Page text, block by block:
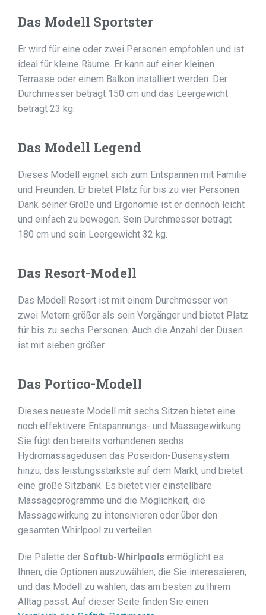
Das Modell Sportster
Er wird für eine oder zwei Personen empfohlen und ist
ideal für kleine Räume. Er kann auf einer kleinen
Terrasse oder einem Balkon installiert werden. Der
Durchmesser beträgt 150 cm und das Leergewicht
beträgt 23 kg.
Das Modell Legend
Dieses Modell eignet sich zum Entspannen mit Familie
und Freunden. Er bietet Platz für bis zu vier Personen.
Dank seiner Größe und Ergonomie ist er dennoch leicht
und einfach zu bewegen. Sein Durchmesser beträgt
180 cm und sein Leergewicht 32 kg.
Das Resort-Modell
Das Modell Resort ist mit einem Durchmesser von
zwei Metern größer als sein Vorgänger und bietet Platz
für bis zu sechs Personen. Auch die Anzahl der Düsen
ist mit sieben größer.
Das Portico-Modell
Dieses neueste Modell mit sechs Sitzen bietet eine
noch effektivere Entspannungs- und Massagewirkung.
Sie fügt den bereits vorhandenen sechs
Hydromassagedüsen das Poseidon-Düsensystem
hinzu, das leistungsstärkste auf dem Markt, und bietet
eine große Sitzbank. Es bietet vier einstellbare
Massageprogramme und die Möglichkeit, die
Massagewirkung zu intensivieren oder über den
gesamten Whirlpool zu verteilen.
Die Palette der Softub-Whirlpools ermöglicht es
Ihnen, die Optionen auszuwählen, die Sie interessieren,
und das Modell zu wählen, das am besten zu Ihrem
Alltag passt. Auf dieser Seite finden Sie einen